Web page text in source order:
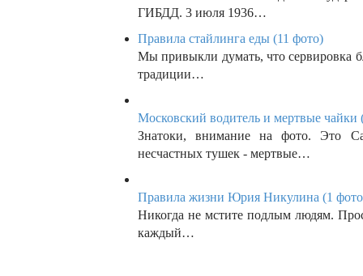
ГИБДД. 3 июля 1936…
Правила стайлинга еды (11 фото)
Мы привыкли думать, что сервировка
традиции…
Московский водитель и мертвые чайки
Знатоки, внимание на фото. Это
несчастных тушек - мертвые…
Правила жизни Юрия Никулина (1
Никогда не мстите подлым людям.
каждый…